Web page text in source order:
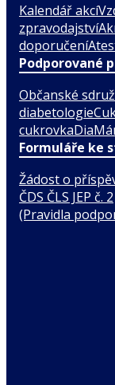
Kalendář akcí
zpravodajství
doporučení
Podporované
Občanské
diabetologie
cukrovka
Formuláře ke
Žádost o
ČDS ČLS JEP č. 2
(Pravidla